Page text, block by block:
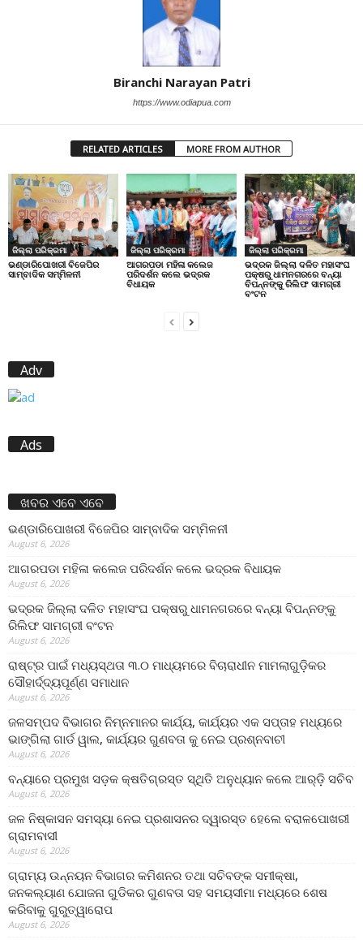
Biranchi Narayan Patri
https://www.odiapua.com
RELATED ARTICLES MORE FROM AUTHOR
ଜିଲ୍ଲା ପରିକ୍ରମା
ଭଣ୍ଡାରିପୋଖରୀ ବିଜେପିର
ସାମ୍ବାଦିକ ସମ୍ମିଳନୀ
ଜିଲ୍ଲା ପରିକ୍ରମା
ଆଗରପଡା ମହିଳା କଲେଜ
ପରିଦର୍ଶନ କଲେ ଭଦ୍ରକ
ବିଧାୟକ
ଜିଲ୍ଲା ପରିକ୍ରମା
ଭଦ୍ରକ ଜିଲ୍ଲା ଦଳିତ ମହାସଂଘ
ପକ୍ଷରୁ ଧାମନଗରରେ ବନ୍ୟା
ବିପନ୍ନଙ୍କୁ ରିଲିଫ ସାମଗ୍ରୀ
ବଂଟନ
Adv
Ads
ଖବର ଏବେ ଏବେ
ଭଣ୍ଡାରିପୋଖରୀ ବିଜେପିର ସାମ୍ବାଦିକ ସମ୍ମିଳନୀ
August 6, 2026
ଆଗରପଡା ମହିଳା କଲେଜ ପରିଦର୍ଶନ କଲେ ଭଦ୍ରକ ବିଧାୟକ
August 6, 2026
ଭଦ୍ରକ ଜିଲ୍ଲା ଦଳିତ ମହାସଂଘ ପକ୍ଷରୁ ଧାମନଗରରେ ବନ୍ୟା ବିପନ୍ନଙ୍କୁ
ରିଲିଫ ସାମଗ୍ରୀ ବଂଟନ
August 6, 2026
ରାଷ୍ଟ୍ର ପାଇଁ ମଧ୍ୟସ୍ଥତା ୩.୦ ମାଧ୍ୟମରେ ବିଚାରାଧୀନ ମାମଲାଗୁଡ଼ିକର
ସୌହାର୍ଦ୍ଦ୍ୟପୂର୍ଣ୍ଣ ସମାଧାନ
August 6, 2026
ଜଳସମ୍ପଦ ବିଭାଗର ନିମ୍ନମାନର କାର୍ଯ୍ୟ, କାର୍ଯ୍ୟର ଏକ ସପ୍ତାହ ମଧ୍ୟରେ
ଭାଙ୍ଗିଲା ଗାର୍ଡ ୱାଲ, କାର୍ଯ୍ୟର ଗୁଣବତା କୁ ନେଇ ପ୍ରଶ୍ନବାଚୀ
August 6, 2026
ବନ୍ୟାରେ ପ୍ରମୁଖ ସଡ଼କ କ୍ଷତିଗ୍ରସ୍ତ ସ୍ଥିତି ଅନୁଧ୍ୟାନ କଲେ ଆର୍‌ଡ଼ି ସଚିବ
August 6, 2026
ଜଳ ନିଷ୍କାସନ ସମସ୍ୟା ନେଇ ପ୍ରଶାସନର ଦ୍ୱାରସ୍ତ ହେଲେ ବରାଳପୋଖରୀ
ଗ୍ରାମବାସୀ
August 6, 2026
ଗ୍ରାମ୍ୟ ଉନ୍ନୟନ ବିଭାଗର କମିଶନର ତଥା ସଚିବଙ୍କ ସମୀକ୍ଷା,
ଜନକଲ୍ୟାଣ ଯୋଜନା ଗୁଡିକର ଗୁଣବତା ସହ ସମୟସୀମା ମଧ୍ୟରେ ଶେଷ
କରିବାକୁ ଗୁରୁତ୍ୱାରୋପ
August 6, 2026